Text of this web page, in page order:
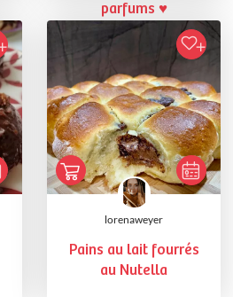
parfums ♥
lorenaweyer
Pains au lait fourrés
au Nutella